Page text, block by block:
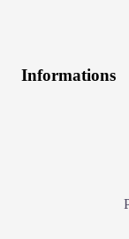
Informations